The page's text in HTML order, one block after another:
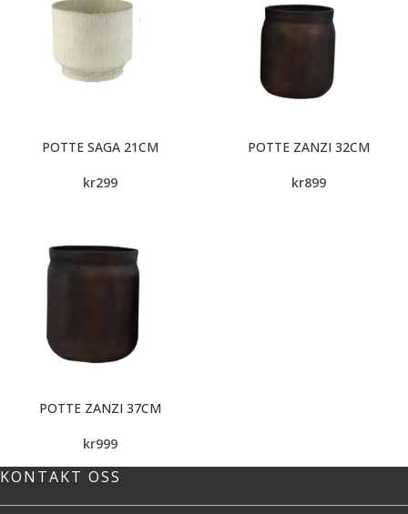
POTTE SAGA 21CM
kr299
POTTE ZANZI 32CM
kr899
POTTE ZANZI 37CM
kr999
KONTAKT OSS